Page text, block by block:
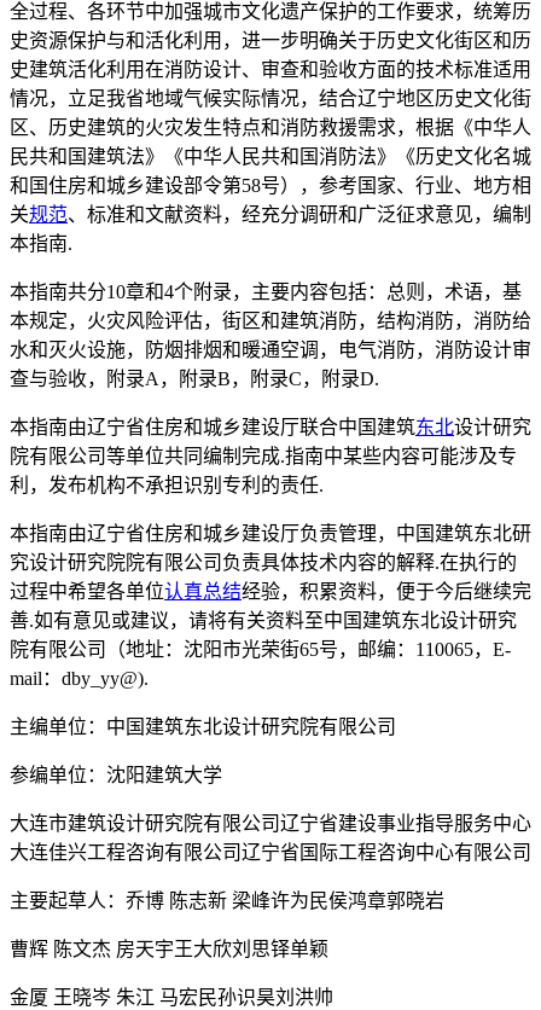
全过程、各环节中加强城市文化遗产保护的工作要求，统筹历
史资源保护与和活化利用，进一步明确关于历史文化街区和历
史建筑活化利用在消防设计、审查和验收方面的技术标准适用
情况，立足我省地域气候实际情况，结合辽宁地区历史文化街
区、历史建筑的火灾发生特点和消防救援需求，根据《中华人
民共和国建筑法》《中华人民共和国消防法》《历史文化名城
和国住房和城乡建设部令第58号），参考国家、行业、地方相
关规范、标准和文献资料，经充分调研和广泛征求意见，编制
本指南.
本指南共分10章和4个附录，主要内容包括：总则，术语，基
本规定，火灾风险评估，街区和建筑消防，结构消防，消防给
水和灭火设施，防烟排烟和暖通空调，电气消防，消防设计审
查与验收，附录A，附录B，附录C，附录D.
本指南由辽宁省住房和城乡建设厅联合中国建筑东北设计研究
院有限公司等单位共同编制完成.指南中某些内容可能涉及专
利，发布机构不承担识别专利的责任.
本指南由辽宁省住房和城乡建设厅负责管理，中国建筑东北研
究设计研究院院有限公司负责具体技术内容的解释.在执行的
过程中希望各单位认真总结经验，积累资料，便于今后继续完
善.如有意见或建议，请将有关资料至中国建筑东北设计研究
院有限公司（地址：沈阳市光荣街65号，邮编：110065，E-
mail：dby_yy@).
主编单位：中国建筑东北设计研究院有限公司
参编单位：沈阳建筑大学
大连市建筑设计研究院有限公司辽宁省建设事业指导服务中心
大连佳兴工程咨询有限公司辽宁省国际工程咨询中心有限公司
主要起草人：乔博 陈志新 梁峰许为民侯鸿章郭晓岩
曹辉 陈文杰 房天宇王大欣刘思铎单颖
金厦 王晓岑 朱江 马宏民孙识昊刘洪帅